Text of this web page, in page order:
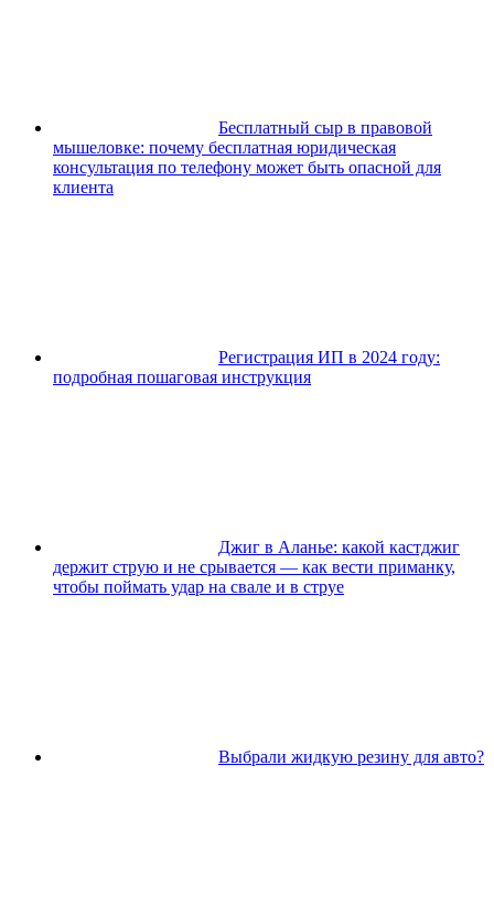
Бесплатный сыр в правовой
мышеловке: почему бесплатная юридическая
консультация по телефону может быть опасной для
клиента
Регистрация ИП в 2024 году:
подробная пошаговая инструкция
Джиг в Аланье: какой кастджиг
держит струю и не срывается — как вести приманку,
чтобы поймать удар на свале и в струе
Выбрали жидкую резину для авто?